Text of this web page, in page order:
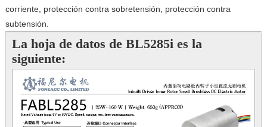
corriente, protección contra sobretensión, protección contra
subtensión.
La hoja de datos de BL5285i es la
siguiente: